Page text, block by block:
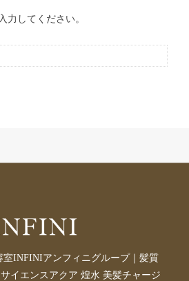
力してください。
室INFINIアンフィニグループ｜髪質
イエンスアクア 煌水 美髪チャージ